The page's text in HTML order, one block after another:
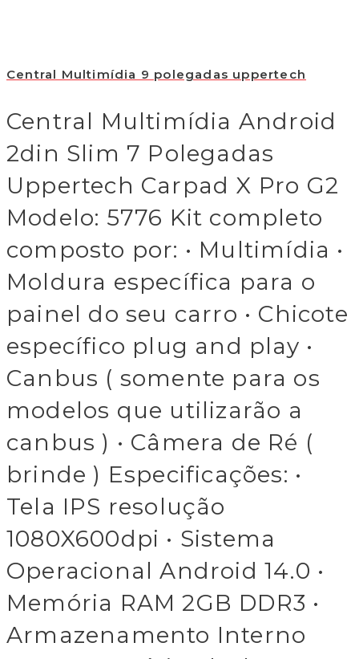
Central Multimídia 9 polegadas uppertech
Central Multimídia Android
2din Slim 7 Polegadas
Uppertech Carpad X Pro G2
Modelo: 5776 Kit completo
composto por: • Multimídia •
Moldura específica para o
painel do seu carro • Chicote
específico plug and play •
Canbus ( somente para os
modelos que utilizarão a
canbus ) • Câmera de Ré (
brinde ) Especificações: •
Tela IPS resolução
1080X600dpi • Sistema
Operacional Android 14.0 •
Memória RAM 2GB DDR3 •
Armazenamento Interno